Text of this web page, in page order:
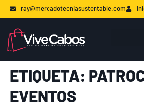
ray@mercadotecniasustentable.com
ETIQUETA:
EVENTOS